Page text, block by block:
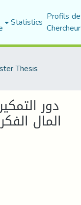
Statistics Profils
Thesis
دور
المال